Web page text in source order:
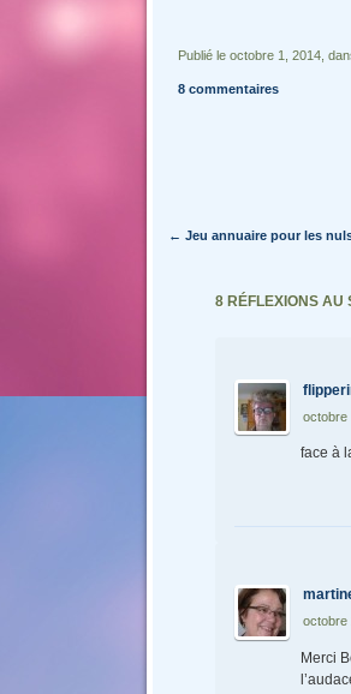
Publié le octobre 1, 2014,
8 commentaires
Navigation des articles
← Jeu annuaire pour les
8 RÉFLEXIONS AU
octobre
face à
octobre
Merci